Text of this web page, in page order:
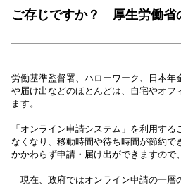
ご存じですか？ 厚生労働省
労働基準監督署、ハローワーク、日本
や届け出などのほとんどは、自宅やオ
ます。
「オンライン申請システム」を利用す
なくなり、移動時間や待ち時間が節約
かかわらず申請・届け出ができますの
現在、政府ではオンライン申請の一層